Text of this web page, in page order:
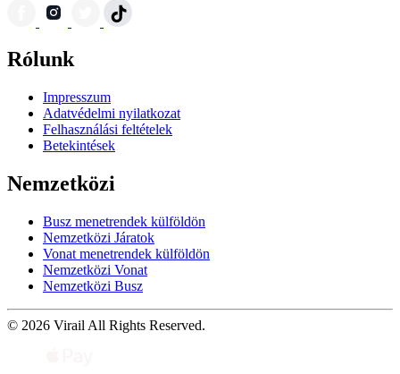
Rólunk
Impresszum
Adatvédelmi nyilatkozat
Felhasználási feltételek
Betekintések
Nemzetközi
Busz menetrendek külföldön
Nemzetközi Járatok
Vonat menetrendek külföldön
Nemzetközi Vonat
Nemzetközi Busz
© 2026 Virail All Rights Reserved.